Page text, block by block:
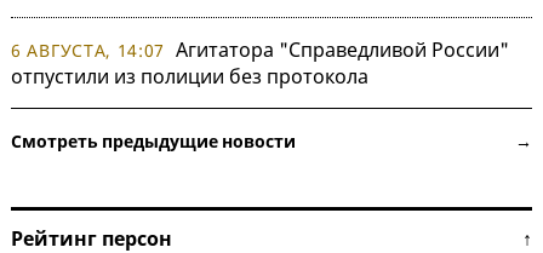
6 АВГУСТА, 14:07 Агитатора "Справедливой России"
отпустили из полиции без протокола
Смотреть предыдущие новости →
Рейтинг персон ↑